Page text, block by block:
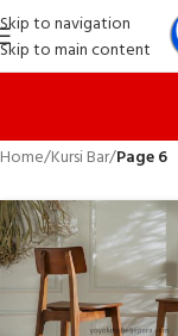
Skip to navigation
Skip to main content
Home/Kursi Bar/Page 6